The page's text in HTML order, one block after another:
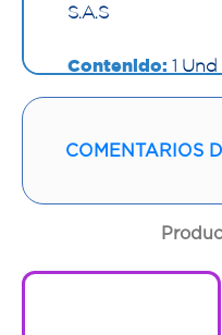
S.A.S
Contenido: 1 Und
COMENTARIOS